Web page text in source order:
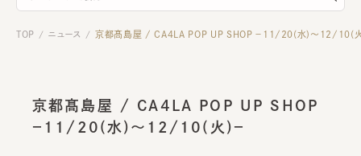
TOP / ニュース / 京都髙島屋 / CA4LA POP UP SHOP －11/20(水)～12/10(
京都髙島屋 / CA4LA POP UP SHOP
－11/20(水)～12/10(火)－